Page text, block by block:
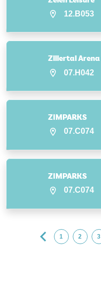
12.B053
Zillertal Arena
07.H042
ZIMPARKS
07.C074
ZIMPARKS
07.C074
1 2 3